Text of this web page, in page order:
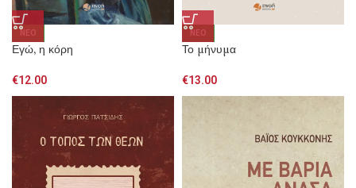
NEO
Εγώ, η κόρη
€12.00
NEO
Το μήνυμα
€13.00